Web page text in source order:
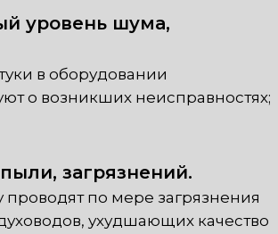
уровень шума,
в оборудовании
о возникших неисправностях;
загрязнений.
проводят по мере загрязнения
ухудшающих качество